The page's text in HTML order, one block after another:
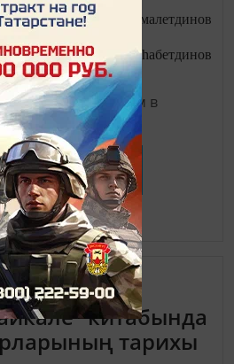
Фото: Салават Камалетдинов
Автор: Салават Шиһабетдинов
и интересным в
керегез
китабында
тарихы